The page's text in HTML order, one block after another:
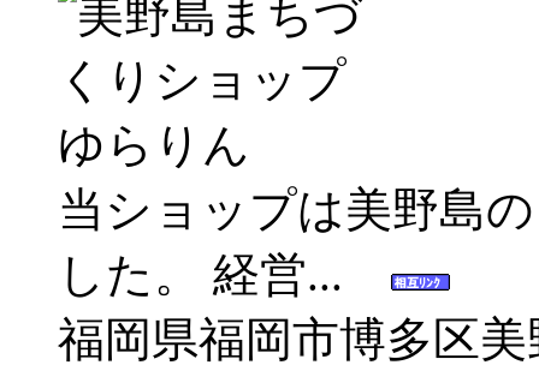
当ショップは美野島
した。 経営...
福岡県福岡市博多区美